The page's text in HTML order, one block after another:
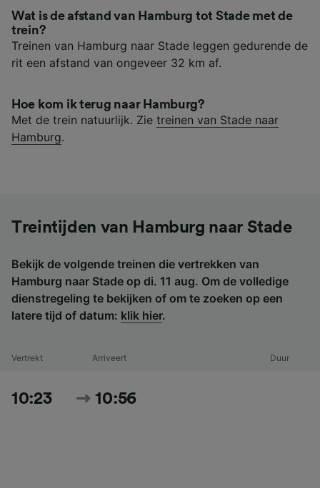
Wat is de afstand van Hamburg tot Stade met de
trein?
Treinen van Hamburg naar Stade leggen gedurende de
rit een afstand van ongeveer 32 km af.
Hoe kom ik terug naar Hamburg?
Met de trein natuurlijk. Zie treinen van Stade naar
Hamburg.
Treintijden van Hamburg naar Stade
Bekijk de volgende treinen die vertrekken van
Hamburg naar Stade op di. 11 aug. Om de volledige
dienstregeling te bekijken of om te zoeken op een
latere tijd of datum: klik hier.
Vertrekt Arriveert Duur
10:23 10:56